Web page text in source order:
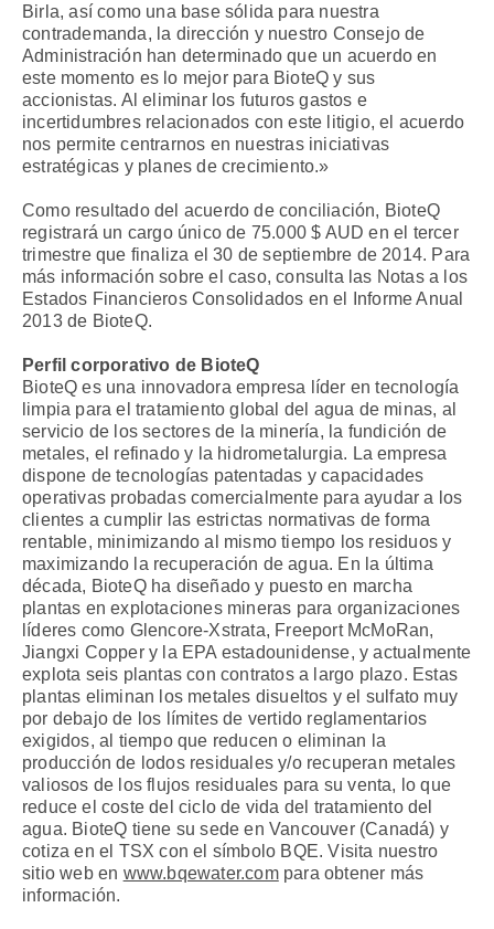
Birla, así como una base sólida para nuestra
contrademanda, la dirección y nuestro Consejo de
Administración han determinado que un acuerdo en
este momento es lo mejor para BioteQ y sus
accionistas. Al eliminar los futuros gastos e
incertidumbres relacionados con este litigio, el acuerdo
nos permite centrarnos en nuestras iniciativas
estratégicas y planes de crecimiento.»
Como resultado del acuerdo de conciliación, BioteQ
registrará un cargo único de 75.000 $ AUD en el tercer
trimestre que finaliza el 30 de septiembre de 2014. Para
más información sobre el caso, consulta las Notas a los
Estados Financieros Consolidados en el Informe Anual
2013 de BioteQ.
Perfil corporativo de BioteQ
BioteQ es una innovadora empresa líder en tecnología
limpia para el tratamiento global del agua de minas, al
servicio de los sectores de la minería, la fundición de
metales, el refinado y la hidrometalurgia. La empresa
dispone de tecnologías patentadas y capacidades
operativas probadas comercialmente para ayudar a los
clientes a cumplir las estrictas normativas de forma
rentable, minimizando al mismo tiempo los residuos y
maximizando la recuperación de agua. En la última
década, BioteQ ha diseñado y puesto en marcha
plantas en explotaciones mineras para organizaciones
líderes como Glencore-Xstrata, Freeport McMoRan,
Jiangxi Copper y la EPA estadounidense, y actualmente
explota seis plantas con contratos a largo plazo. Estas
plantas eliminan los metales disueltos y el sulfato muy
por debajo de los límites de vertido reglamentarios
exigidos, al tiempo que reducen o eliminan la
producción de lodos residuales y/o recuperan metales
valiosos de los flujos residuales para su venta, lo que
reduce el coste del ciclo de vida del tratamiento del
agua. BioteQ tiene su sede en Vancouver (Canadá) y
cotiza en el TSX con el símbolo BQE. Visita nuestro
sitio web en www.bqewater.compara obtener más
información.